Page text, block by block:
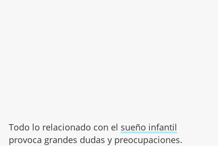
Todo lo relacionado con el sueño infantil
provoca grandes dudas y preocupaciones.